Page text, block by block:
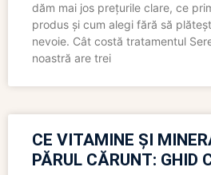
dăm mai jos prețurile clare, ce
produs și cum alegi fără să
nevoie. Cât costă tratamentul
noastră are trei
CE VITAMINE ȘI
PĂRUL CĂRUNT: GHID